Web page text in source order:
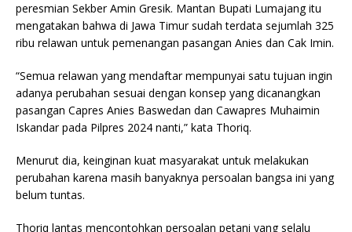
peresmian Sekber Amin Gresik. Mantan Bupati Lumajang itu
mengatakan bahwa di Jawa Timur sudah terdata sejumlah 325
ribu relawan untuk pemenangan pasangan Anies dan Cak Imin.
“Semua relawan yang mendaftar mempunyai satu tujuan ingin
adanya perubahan sesuai dengan konsep yang dicanangkan
pasangan Capres Anies Baswedan dan Cawapres Muhaimin
Iskandar pada Pilpres 2024 nanti,” kata Thoriq.
Menurut dia, keinginan kuat masyarakat untuk melakukan
perubahan karena masih banyaknya persoalan bangsa ini yang
belum tuntas.
Thoriq lantas mencontohkan persoalan petani yang selalu